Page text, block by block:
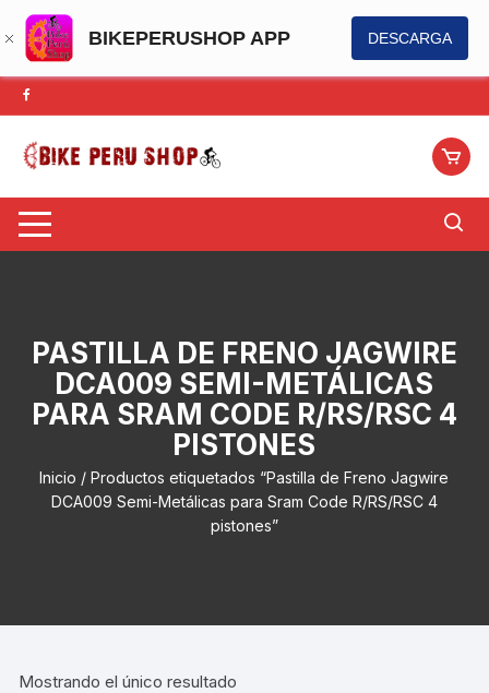
BIKEPERUSHOP APP DESCARGA
Saltar
al
contenido
PASTILLA DE FRENO JAGWIRE
DCA009 SEMI-METÁLICAS
PARA SRAM CODE R/RS/RSC 4
PISTONES
Inicio / Productos etiquetados “Pastilla de Freno Jagwire
DCA009 Semi-Metálicas para Sram Code R/RS/RSC 4
pistones”
Mostrando el único resultado